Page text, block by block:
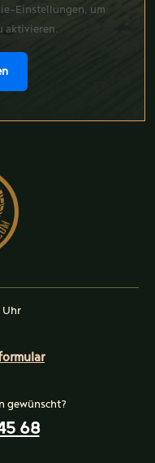
Einstellungen, um
aktivieren.
gewünscht?
68